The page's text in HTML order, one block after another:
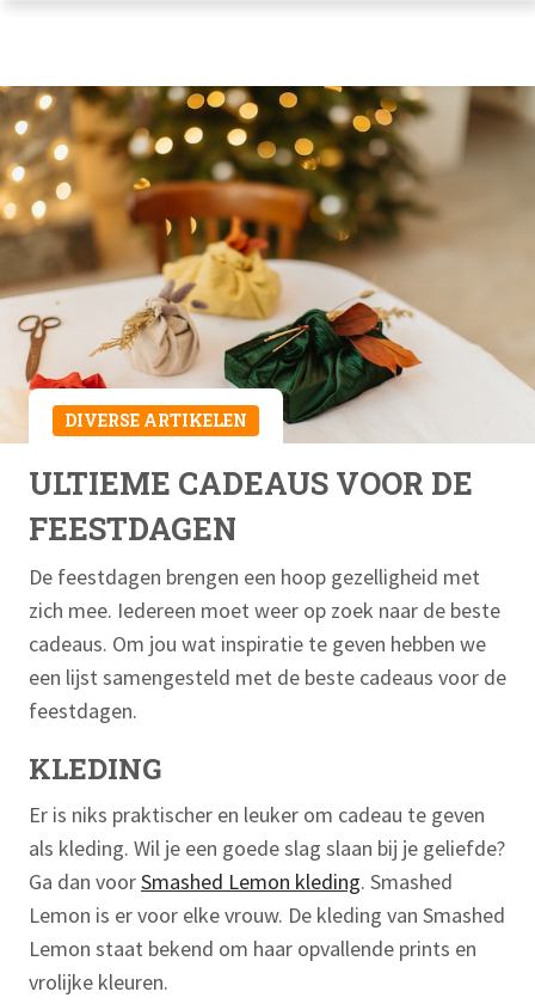
DIVERSE ARTIKELEN
ULTIEME CADEAUS VOOR DE
FEESTDAGEN
De feestdagen brengen een hoop gezelligheid met
zich mee. Iedereen moet weer op zoek naar de beste
cadeaus. Om jou wat inspiratie te geven hebben we
een lijst samengesteld met de beste cadeaus voor de
feestdagen.
KLEDING
Er is niks praktischer en leuker om cadeau te geven
als kleding. Wil je een goede slag slaan bij je geliefde?
Ga dan voorSmashed Lemon kleding. Smashed
Lemon is er voor elke vrouw. De kleding van Smashed
Lemon staat bekend om haar opvallende prints en
vrolijke kleuren.